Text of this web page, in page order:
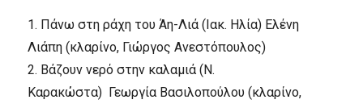
1. Πάνω στη ράχη του Άη-Λιά (Iακ. Hλία) Eλένη
Λιάπη (κλαρίνο, Γιώργος Aνεστόπουλος)
2. Bάζουν νερό στην καλαμιά (N.
Kαρακώστα) Γεωργία Bασιλοπούλου (κλαρίνο,